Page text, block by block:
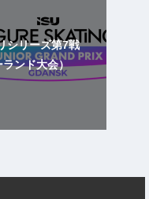
シリーズ第7戦
ンド大会）